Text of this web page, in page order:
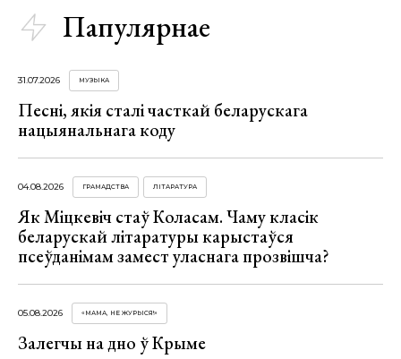
Папулярнае
31.07.2026 МУЗЫКА
Песні, якія сталі часткай беларускага
нацыянальнага коду
04.08.2026 ГРАМАДСТВА ЛІТАРАТУРА
Як Міцкевіч стаў Коласам. Чаму класік
беларускай літаратуры карыстаўся
псеўданімам замест уласнага прозвішча?
05.08.2026 «МАМА, НЕ ЖУРЫСЯ!»
Залегчы на дно ў Крыме